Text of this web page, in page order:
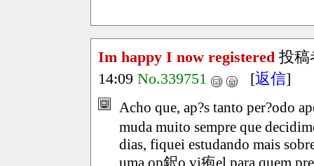
Im happy I now registered 投稿
14:09 No.339751 [返信]
Acho que, ap?s tanto per?odo
muda muito sempre que
dias, fiquei estudando mais
uma op鈬o vi疱el para quem